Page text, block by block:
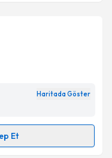
randevu almanız
posta ile
ilişkinAydınlatma
Haritada Göster
Et